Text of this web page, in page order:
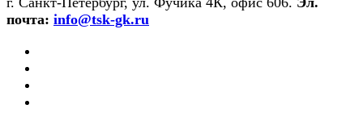
почта: info@tsk-gk.ru